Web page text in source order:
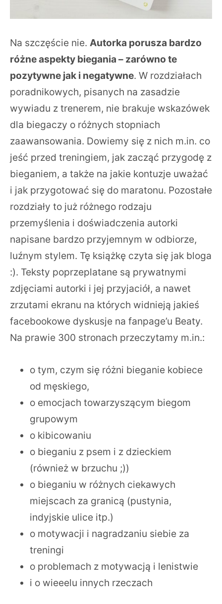
Na szczęście nie. Autorka porusza bardzo
różne aspekty biegania – zarówno te
pozytywne jak i negatywne. W rozdziałach
poradnikowych, pisanych na zasadzie
wywiadu z trenerem, nie brakuje wskazówek
dla biegaczy o różnych stopniach
zaawansowania. Dowiemy się z nich m.in. co
jeść przed treningiem, jak zacząć przygodę z
bieganiem, a także na jakie kontuzje uważać
i jak przygotować się do maratonu. Pozostałe
rozdziały to już różnego rodzaju
przemyślenia i doświadczenia autorki
napisane bardzo przyjemnym w odbiorze,
luźnym stylem. Tę książkę czyta się jak bloga
:). Teksty poprzeplatane są prywatnymi
zdjęciami autorki i jej przyjaciół, a nawet
zrzutami ekranu na których widnieją jakieś
facebookowe dyskusje na fanpage’u Beaty.
Na prawie 300 stronach przeczytamy m.in.:
o tym, czym się różni bieganie kobiece
od męskiego,
o emocjach towarzyszącym biegom
grupowym
o kibicowaniu
o bieganiu z psem i z dzieckiem
(również w brzuchu ;))
o bieganiu w różnych ciekawych
miejscach za granicą (pustynia,
indyjskie ulice itp.)
o motywacji i nagradzaniu siebie za
treningi
o problemach z motywacją i lenistwie
i o wieeelu innych rzeczach